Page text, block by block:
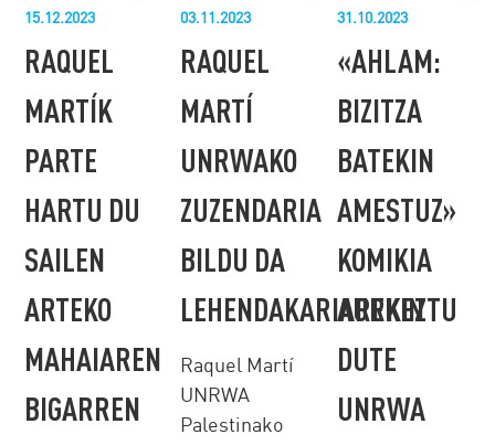
15.12.2023
RAQUEL
MARTÍK
PARTE
HARTU DU
SAILEN
ARTEKO
MAHAIAREN
BIGARREN
03.11.2023
RAQUEL
MARTÍ
UNRWAKO
ZUZENDARIA
BILDU DA
LEHENDAKARIAREKIN
Raquel Martí
UNRWA
Palestinako
31.10.2023
«AHLAM:
BIZITZA
BATEKIN
AMESTUZ»
KOMIKIA
AURKEZTU
DUTE
UNRWA